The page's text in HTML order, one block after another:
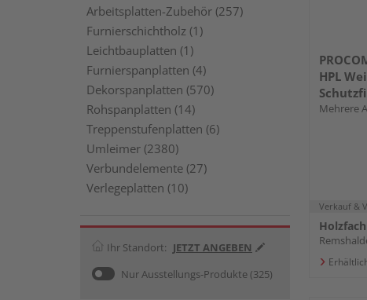
Arbeitsplatten-Zubehör (257)
Furnierschichtholz (1)
Leichtbauplatten (1)
Furnierspanplatten (4)
Dekorspanplatten (570)
Rohspanplatten (14)
Treppenstufenplatten (6)
Umleimer (2380)
Verbundelemente (27)
Verlegeplatten (10)
Ihr Standort: JETZT ANGEBEN
Nur Ausstellungs-Produkte (325)
HPL
Mehrere
Verkauf &